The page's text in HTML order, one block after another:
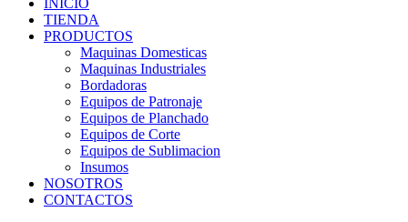
INICIO
TIENDA
PRODUCTOS
Maquinas Domesticas
Maquinas Industriales
Bordadoras
Equipos de Patronaje
Equipos de Planchado
Equipos de Corte
Equipos de Sublimacion
Insumos
NOSOTROS
CONTACTOS